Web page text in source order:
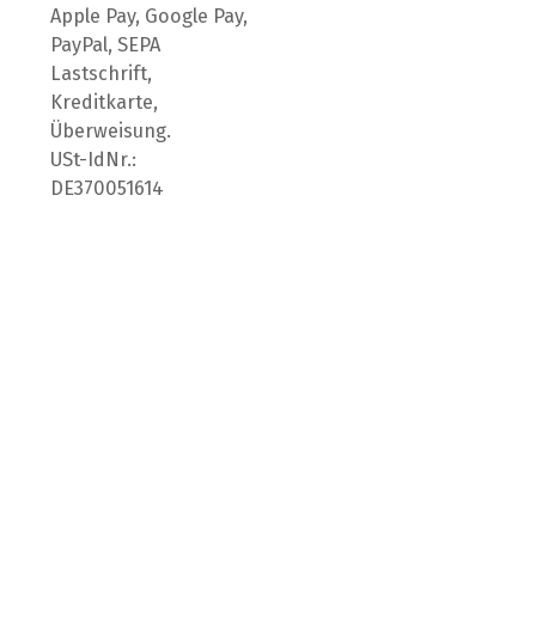
Apple Pay, Google Pay,
PayPal, SEPA
Lastschrift,
Kreditkarte,
Überweisung.
USt-IdNr.:
DE370051614